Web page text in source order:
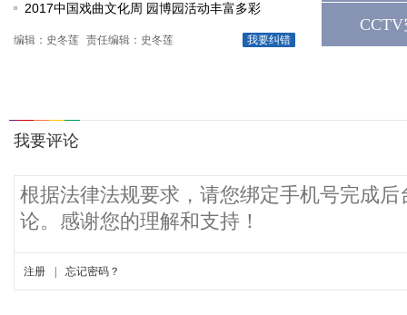
2017中国戏曲文化周 园博园活动丰富多彩
我要纠错
编辑：史冬莲 责任编辑：史冬莲